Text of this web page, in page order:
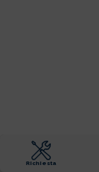
Richiesta